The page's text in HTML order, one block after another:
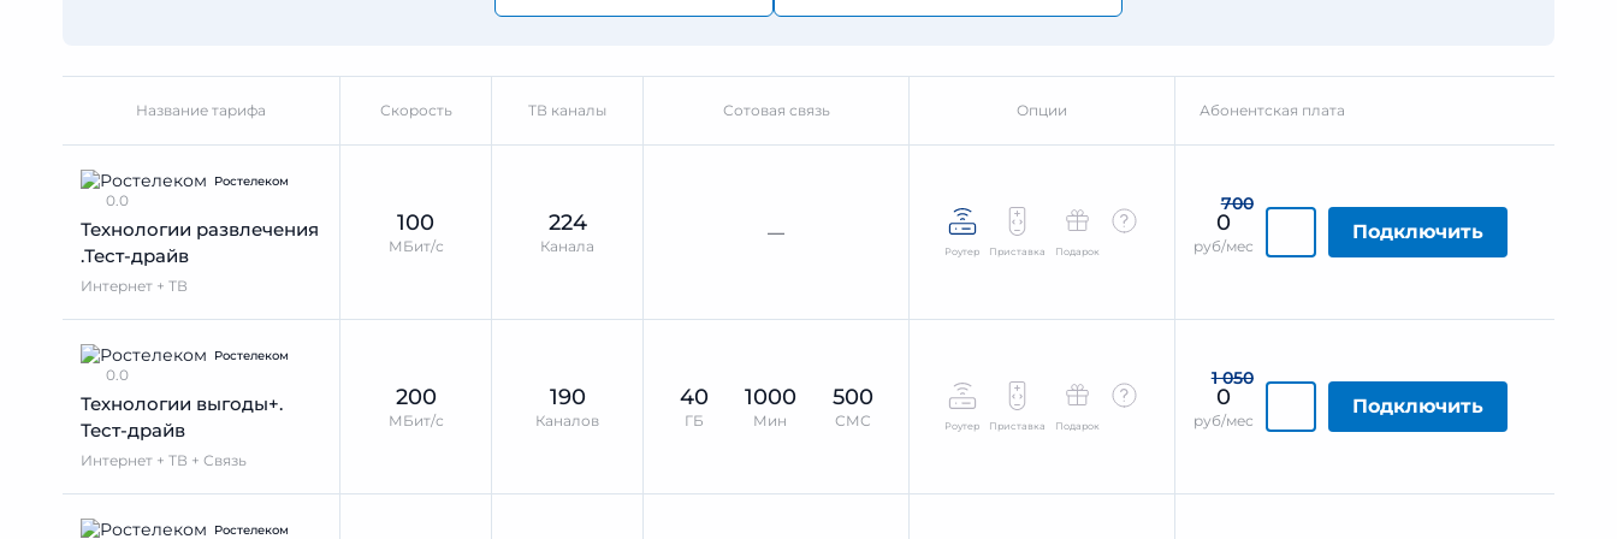
Название тарифа Скорость ТВ каналы Сотовая связь Опции Абонентская плата
Ростелеком
0.0
Технологии развлечения
.Тест-драйв
Интернет + ТВ
100
МБит/с
224
Канала
—
Роутер Приставка Подарок
700
0
руб/мес
Подключить
Ростелеком
0.0
Технологии выгоды+.
Тест-драйв
Интернет + ТВ + Связь
200
МБит/с
190
Каналов
40
ГБ
1000
Мин
500
СМС Роутер Приставка Подарок
1 050
0
руб/мес
Подключить
Ростелеком